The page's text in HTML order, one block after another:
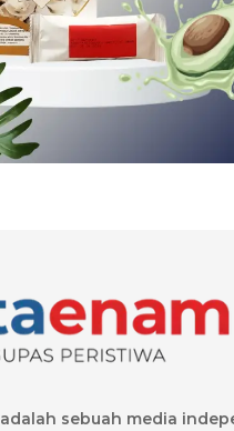
adalah sebuah media